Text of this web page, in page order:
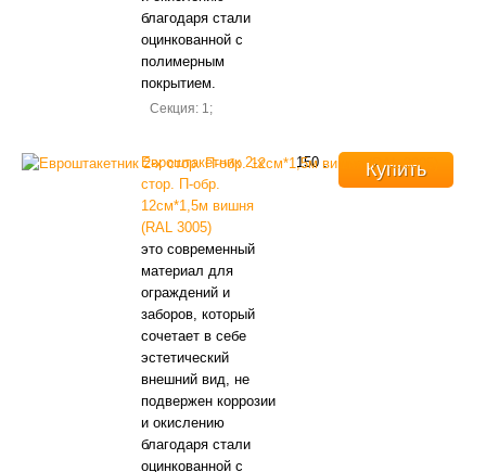
благодаря стали
оцинкованной с
полимерным
покрытием.
Секция: 1;
Евроштакетник 2-х
стор. П-обр.
12см*1,5м вишня
(RAL 3005)
это современный
материал для
ограждений и
заборов, который
сочетает в себе
эстетический
внешний вид, не
подвержен коррозии
и окислению
благодаря стали
оцинкованной с
150 . Купить